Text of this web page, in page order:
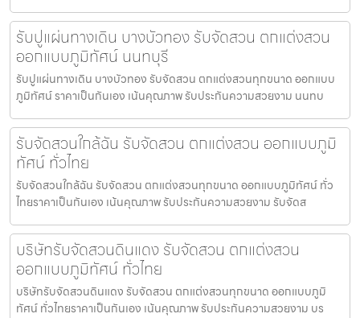
รับปูแผ่นทางเดิน บางบัวทอง รับจัดสวน ตกแต่งสวน
ออกแบบภูมิทัศน์ นนทบุรี
รับปูแผ่นทางเดิน บางบัวทอง รับจัดสวน ตกแต่งสวนทุกขนาด ออกแบบ
ภูมิทัศน์ ราคาเป็นกันเอง เน้นคุณภาพ รับประกันความสวยงาม นนทบ
รับจัดสวนใกล้ฉัน รับจัดสวน ตกแต่งสวน ออกแบบภูมิ
ทัศน์ ทั่วไทย
รับจัดสวนใกล้ฉัน รับจัดสวน ตกแต่งสวนทุกขนาด ออกแบบภูมิทัศน์ ทั่ว
ไทยราคาเป็นกันเอง เน้นคุณภาพ รับประกันความสวยงาม รับจัดส
บริษัทรับจัดสวนดินแดง รับจัดสวน ตกแต่งสวน
ออกแบบภูมิทัศน์ ทั่วไทย
บริษัทรับจัดสวนดินแดง รับจัดสวน ตกแต่งสวนทุกขนาด ออกแบบภูมิ
ทัศน์ ทั่วไทยราคาเป็นกันเอง เน้นคุณภาพ รับประกันความสวยงาม บร